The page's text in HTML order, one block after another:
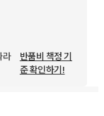
라
반품비 책정 기
준 확인하기!